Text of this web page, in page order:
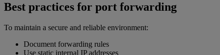
Best practices for port forwarding
To maintain a secure and reliable environment:
Document forwarding rules
Use static internal IP addresses